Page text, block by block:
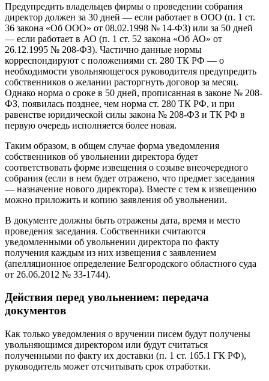
Предупредить владельцев фирмы о проведении собрания
директор должен за 30 дней — если работает в ООО (п. 1 ст.
36 закона «Об ООО» от 08.02.1998 № 14-ФЗ) или за 50 дней
— если работает в АО (п. 1 ст. 52 закона «Об АО» от
26.12.1995 № 208-ФЗ). Частично данные нормы
корреспондируют с положениями ст. 280 ТК РФ — о
необходимости увольняющегося руководителя предупредить
собственников о желании расторгнуть договор за месяц.
Однако норма о сроке в 50 дней, прописанная в законе № 208-
ФЗ, появилась позднее, чем норма ст. 280 ТК РФ, и при
равенстве юридической силы закона № 208-ФЗ и ТК РФ в
первую очередь исполняется более новая.
Таким образом, в общем случае форма уведомления
собственников об увольнении директора будет
соответствовать форме извещения о созыве внеочередного
собрания (если в нем будет отражено, что предмет заседания
— назначение нового директора). Вместе с тем к извещению
можно приложить и копию заявления об увольнении.
В документе должны быть отражены дата, время и место
проведения заседания. Собственники считаются
уведомленными об увольнении директора по факту
получения каждым из них извещения с заявлением
(апелляционное определение Белгородского областного суда
от 26.06.2012 № 33-1744).
Действия перед увольнением: передача
документов
Как только уведомления о вручении писем будут получены
увольняющимся директором или будут считаться
полученными по факту их доставки (п. 1 ст. 165.1 ГК РФ),
руководитель может отсчитывать срок отработки.